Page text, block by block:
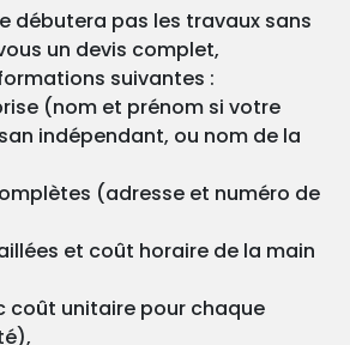
débutera pas les travaux sans
un devis complet,
suivantes :
(nom et prénom si votre
indépendant, ou nom de la
(adresse et numéro de
et coût horaire de la main
coût unitaire pour chaque